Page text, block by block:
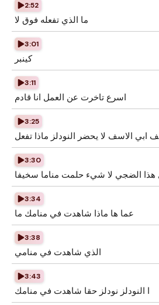
2:52
ما الذي تفعله فوق لا
3:01
كينبر
3:11
اسرع تاخرت عن العمل انا قادم
3:25
ابي الاسف لا يحضر النودلز ماذا تفعل
3:30
الضجي لا شيء حلمت مناما سخيفا
3:34
عما ها ماذا شاهدت في منامك ما
3:38
الذي شاهدت في منامي
3:43
ا النودلز نودلز حقا شاهدت في منامك